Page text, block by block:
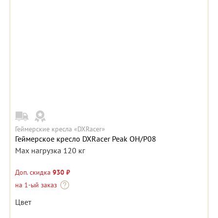
Геймерские кресла «DXRacer»
Геймерское кресло DXRacer Peak OH/P08
Max нагрузка 120 кг
Доп. скидка 930 ₽
на 1-ый заказ
Цвет